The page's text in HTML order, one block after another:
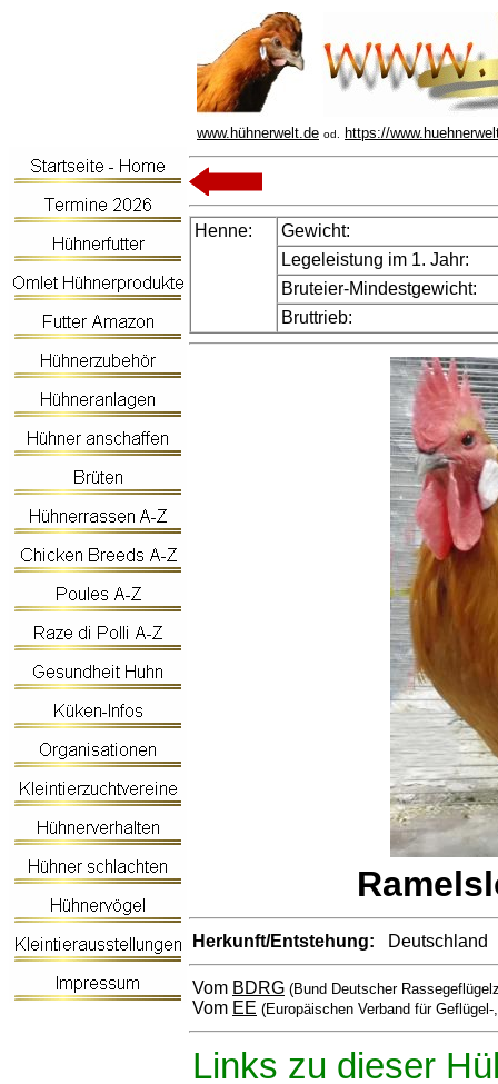
www.hühnerwelt.de od. https://
Henne:
Gewicht:
Legeleistung im 1. Jahr:
Bruteier-Mindestgewicht:
Bruttrieb:
Herkunft/Entstehung: Deutschland
Vom BDRG (Bund Deutscher
Vom EE (Europäischen Verband für
Links zu dieser